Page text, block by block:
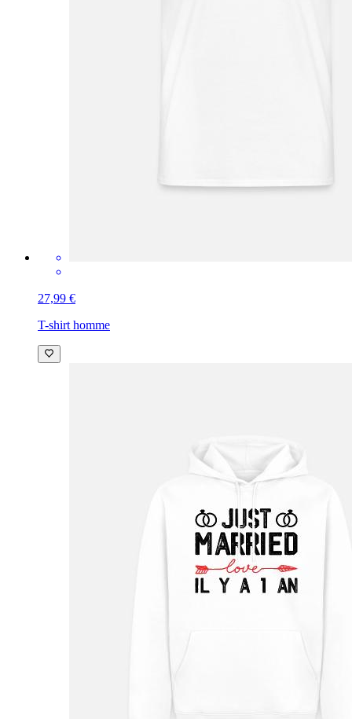
27,99 €
T-shirt homme